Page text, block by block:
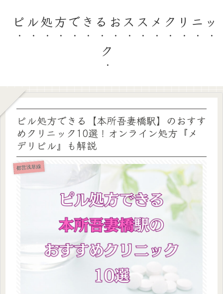
ピル処方できるおススメクリニッ
ク
ピル処方できる【本所吾妻橋駅】のおすす
めクリニック10選！オンライン処方『メ
デリピル』も解説
都営浅草線